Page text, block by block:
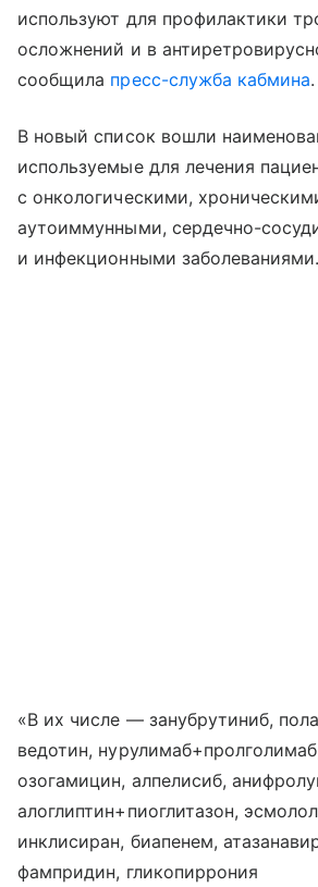
используют для профилактики
осложнений и в
сообщила пресс-служба кабмина.
В новый список вошли
используемые для лечения
с онкологическими,
аутоиммунными, сердечно-
и инфекционными заболеваниями.
«В их числе — занубрутиниб,
ведотин,
озогамицин, алпелисиб,
алоглиптин+пиоглитазон,
инклисиран, биапенем,
фампридин, гликопиррония